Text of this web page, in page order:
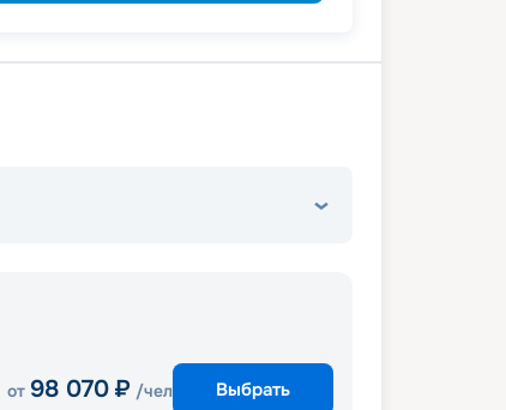
от 98 070 ₽ /чел Выбрать